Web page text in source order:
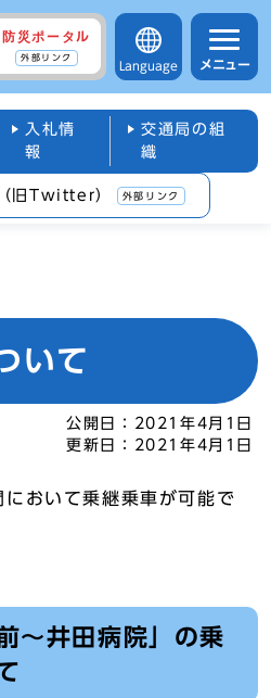
防災ポータル
外部リンク
Language メニュー
入札情
報
交通局の組
織
旧Twitter） 外部リンク
いて
公開日：
2021年4月1日
更新日：
2021年4月1日
おいて乗継乗車が可能で
～井田病院」の乗